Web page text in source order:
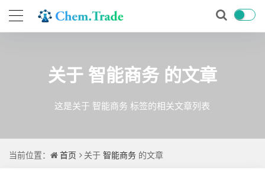
关于 智能商务 的文章
这是关于 智能商务 标签的相关文章列表
当前位置： 首页 关于 智能商务 的文章